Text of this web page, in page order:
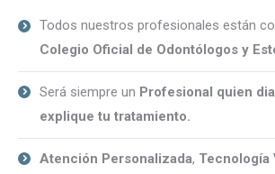
Todos nuestros profesionales están
Colegio Oficial de Odontólogos y
Será siempre un Profesional quien
explique tu tratamiento.
Atención Personalizada, Tecnología